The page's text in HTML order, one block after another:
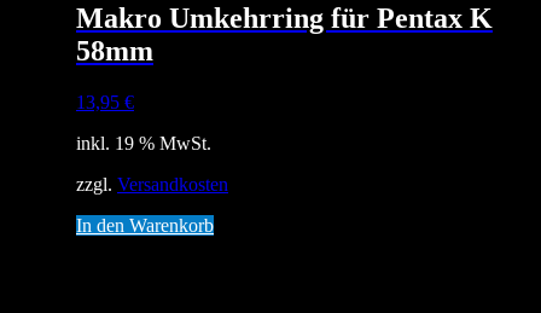
Makro Umkehrring für Pentax K
58mm
13,95 €
inkl. 19 % MwSt.
zzgl. Versandkosten
In den Warenkorb